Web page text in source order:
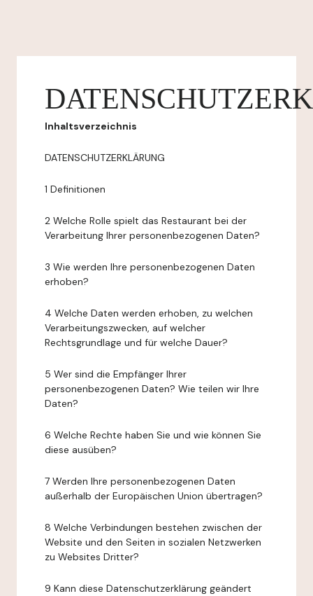
Inhaltsverzeichnis
DATENSCHUTZERKLÄRUNG
1 Definitionen
2 Welche Rolle spielt das Restaurant bei der
Verarbeitung Ihrer personenbezogenen Daten?
3 Wie werden Ihre personenbezogenen Daten
erhoben?
4 Welche Daten werden erhoben, zu welchen
Verarbeitungszwecken, auf welcher
Rechtsgrundlage und für welche Dauer?
5 Wer sind die Empfänger Ihrer
personenbezogenen Daten? Wie teilen wir Ihre
Daten?
6 Welche Rechte haben Sie und wie können Sie
diese ausüben?
7 Werden Ihre personenbezogenen Daten
außerhalb der Europäischen Union übertragen?
8 Welche Verbindungen bestehen zwischen der
Website und den Seiten in sozialen Netzwerken
zu Websites Dritter?
9 Kann diese Datenschutzerklärung geändert